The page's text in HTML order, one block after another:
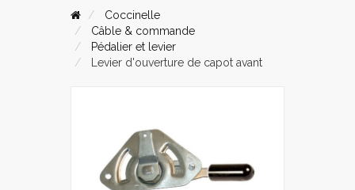
Coccinelle
Câble & commande
Pédalier et levier
Levier d'ouverture de capot avant